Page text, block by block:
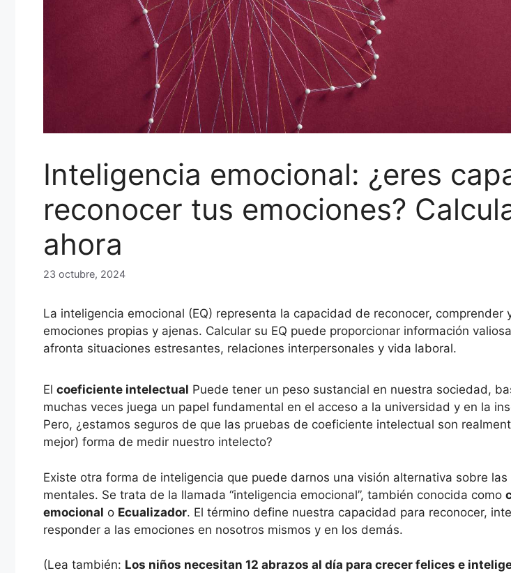
Inteligencia emocional: ¿eres
reconocer tus emociones?
ahora
23 octubre, 2024
La inteligencia emocional (EQ) representa la capacidad de reconocer, comprender
emociones propias y ajenas. Calcular su EQ puede proporcionar información
afronta situaciones estresantes, relaciones interpersonales y vida laboral.
El coeficiente intelectual Puede tener un peso sustancial en nuestra sociedad,
muchas veces juega un papel fundamental en el acceso a la universidad y en la
Pero, ¿estamos seguros de que las pruebas de coeficiente intelectual son
mejor) forma de medir nuestro intelecto?
Existe otra forma de inteligencia que puede darnos una visión alternativa sobre
mentales. Se trata de la llamada “inteligencia emocional”, también conocida como
emocional o Ecualizador. El término define nuestra capacidad para reconocer,
responder a las emociones en nosotros mismos y en los demás.
(Lea también: Los niños necesitan 12 abrazos al día para crecer felices e